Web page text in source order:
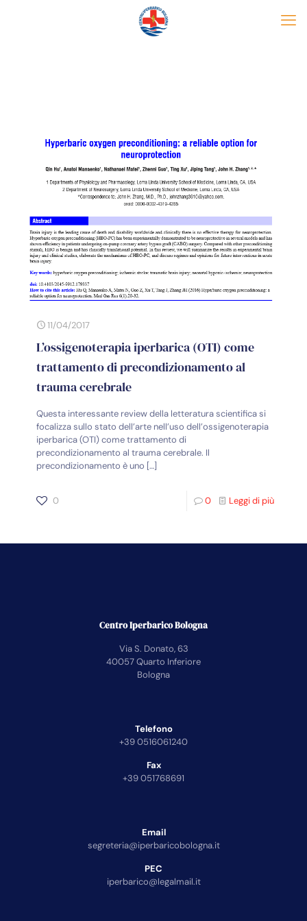
11/04/2017
L’ossigenoterapia iperbarica (OTI) come
trattamento di precondizionamento al
trauma cerebrale
Questa interessante review della letteratura scientifica si
focalizza sullo stato dell’arte nell’uso dell’ossigenoterapia
iperbarica (OTI) come trattamento di
precondizionamento al trauma cerebrale. Il
precondizionamento è uno […]
0 0 Leggi di più
Centro Iperbarico Bologna
Via S. Donato, 63
40057 Quarto Inferiore
Bologna
Telefono
+39 0516061240
Fax
+39 051768691
Email
segreteria@iperbaricobologna.it
PEC
iperbarico@legalmail.it